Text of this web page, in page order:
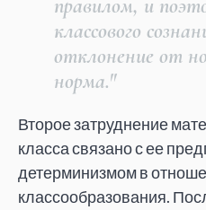
правилом, и
классового
отклонение от
норма."
Второе затруднение
класса связано с ее
детерминизмом в
классообразования.